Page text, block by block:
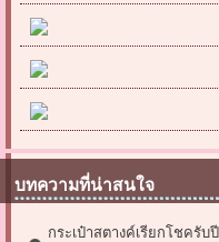
บทความที่น่าสนใจ
กระเป๋าสตางค์เรียกโชครับปี